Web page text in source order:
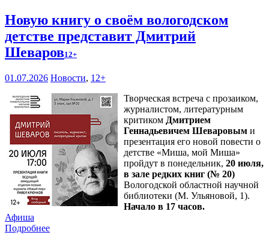
Новую книгу о своём вологодском
детстве представит Дмитрий
Шеваров12+
01.07.2026 Новости, 12+
Творческая встреча с прозаиком,
журналистом, литературным
критиком Дмитрием
Геннадьевичем Шеваровым и
презентация его новой повести о
детстве «Миша, мой Миша»
пройдут в понедельник, 20 июля,
в зале редких книг (№ 20)
Вологодской областной научной
библиотеки (М. Ульяновой, 1).
Начало в 17 часов.
Афиша
Подробнее